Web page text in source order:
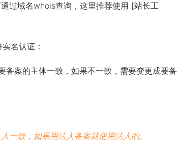
过域名whois查询，这里推荐使用 [站长工
名认证：
案的主体一致，如果不一致，需要变更成要备
一致，如果用法人备案就使用法人的。